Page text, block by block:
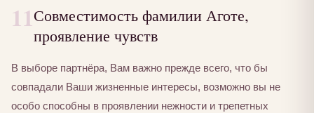
11Совместимость фамилии Аготе,
проявление чувств
В выборе партнёра, Вам важно прежде всего, что бы
совпадали Ваши жизненные интересы, возможно вы не
особо способны в проявлении нежности и трепетных